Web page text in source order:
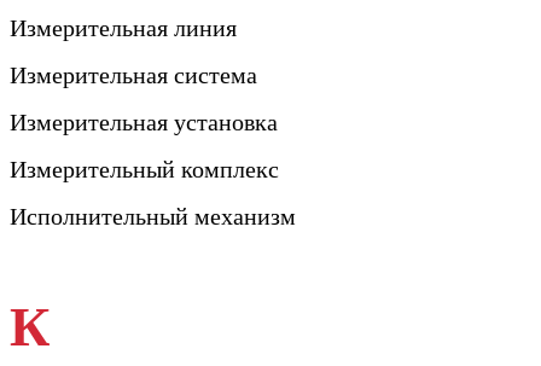
Измерительная линия
Измерительная система
Измерительная установка
Измерительный комплекс
Исполнительный механизм
К